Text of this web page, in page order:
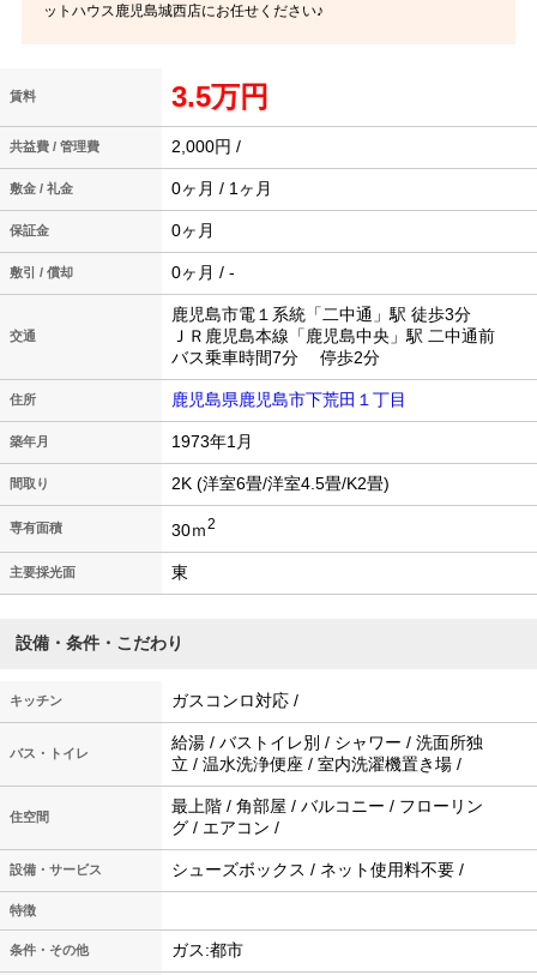
ットハウス鹿児島城西店にお任せください♪
賃料 3.5万円
共益費 / 管理費 2,000円 /
敷金 / 礼金 0ヶ月 / 1ヶ月
保証金 0ヶ月
敷引 / 償却 0ヶ月 / -
交通
鹿児島市電１系統「二中通」駅 徒歩3分
ＪＲ鹿児島本線「鹿児島中央」駅 二中通前
バス乗車時間7分 停歩2分
住所 鹿児島県鹿児島市下荒田１丁目
築年月 1973年1月
間取り 2K (洋室6畳/洋室4.5畳/K2畳)
専有面積 30ｍ2
主要採光面 東
設備・条件・こだわり
キッチン ガスコンロ対応 /
バス・トイレ
給湯 / バストイレ別 / シャワー / 洗面所独
立 / 温水洗浄便座 / 室内洗濯機置き場 /
住空間
最上階 / 角部屋 / バルコニー / フローリン
グ / エアコン /
設備・サービス シューズボックス / ネット使用料不要 /
特徴
条件・その他 ガス:都市